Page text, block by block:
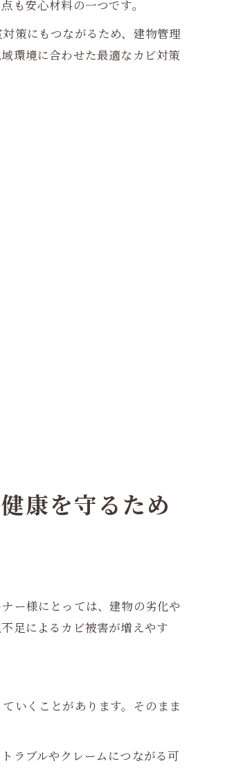
も安心材料の一つです。
策にもつながるため、建物管理
環境に合わせた最適なカビ対策
康を守るため
ー様にとっては、建物の劣化や
足によるカビ被害が増えやす
いくことがあります。そのまま
ラブルやクレームにつながる可